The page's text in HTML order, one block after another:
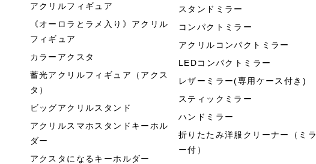
アクリルフィギュア
《オーロラとラメ入り》アクリル
フィギュア
カラーアクスタ
蓄光アクリルフィギュア（アクス
タ）
ビッグアクリルスタンド
アクリルスマホスタンドキーホル
ダー
アクスタになるキーホルダー
スタンドミラー
コンパクトミラー
アクリルコンパクトミラー
LEDコンパクトミラー
レザーミラー(専用ケース付き)
スティックミラー
ハンドミラー
折りたたみ洋服クリーナー（ミラ
ー付）